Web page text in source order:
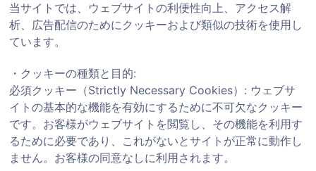
当サイトでは、ウェブサイトの利便性向上、アクセス解
析、広告配信のためにクッキーおよび類似の技術を使用し
ています。
・クッキーの種類と目的:
必須クッキー（Strictly Necessary Cookies）: ウェブサ
イトの基本的な機能を有効にするために不可欠なクッキー
です。お客様がウェブサイトを閲覧し、その機能を利用す
るために必要であり、これがないとサイトが正常に動作し
ません。お客様の同意なしに利用されます。